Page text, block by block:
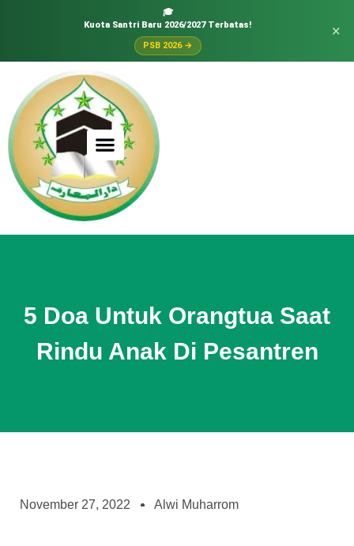
🎓
Kuota Santri Baru 2026/2027 Terbatas!
PSB 2026 →
×
5 Doa Untuk Orangtua Saat
Rindu Anak Di Pesantren
November 27, 2022 Alwi Muharrom